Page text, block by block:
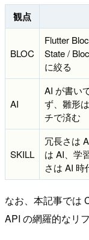
観点
BLOC
Flutter
State /
に絞る
AI
AI が書い
ず、雛形
チで済む
SKILL
冗長さは
は AI、学
さは AI 時
なお、本記事では
API の網羅的なリ